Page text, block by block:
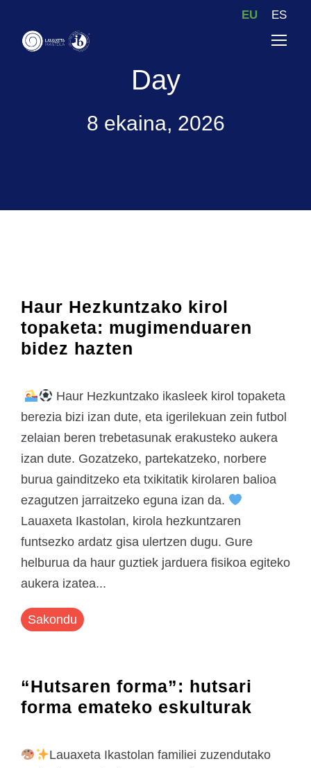
EU ES
Day
8 ekaina, 2026
Haur Hezkuntzako kirol
topaketa: mugimenduaren
bidez hazten
Haur Hezkuntzako ikasleek kirol topaketa
berezia bizi izan dute, eta igerilekuan zein futbol
zelaian beren trebetasunak erakusteko aukera
izan dute. Gozatzeko, partekatzeko, norbere
burua gainditzeko eta txikitatik kirolaren balioa
ezagutzen jarraitzeko eguna izan da.
Lauaxeta Ikastolan, kirola hezkuntzaren
funtsezko ardatz gisa ulertzen dugu. Gure
helburua da haur guztiek jarduera fisikoa egiteko
aukera izatea...
Sakondu
“Hutsaren forma”: hutsari
forma emateko eskulturak
Lauaxeta Ikastolan familiei zuzendutako